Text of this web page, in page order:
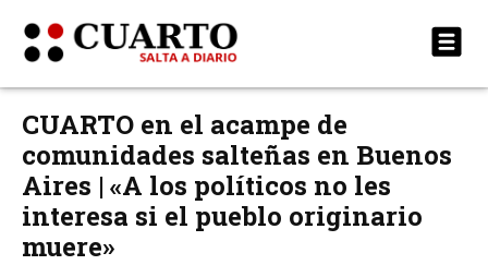
CUARTO en el acampe de
comunidades salteñas en Buenos
Aires | «A los políticos no les
interesa si el pueblo originario
muere»